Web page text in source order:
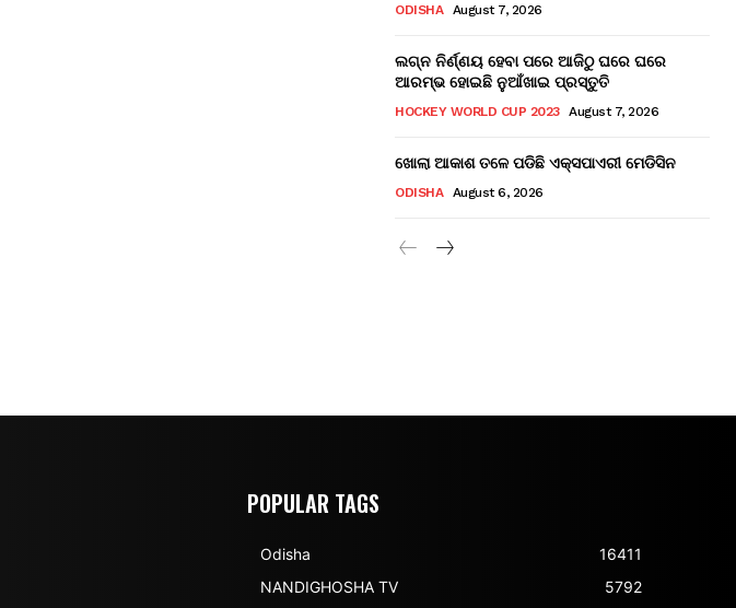
ODISHA August 7, 2026
ଲଗ୍ନ ନିର୍ଣ୍ଣୟ ହେବା ପରେ ଆଜିଠୁ ଘରେ ଘରେ
ଆରମ୍ଭ ହୋଇଛି ନୁଆଁଖାଇ ପ୍ରସ୍ତୁତି
HOCKEY WORLD CUP 2023 August 7, 2026
ଖୋଲା ଆକାଶ ତଳେ ପଡିଛି ଏକ୍ସପାଏରୀ ମେଡିସିନ
ODISHA August 6, 2026
POPULAR TAGS
Odisha
16411
NANDIGHOSHA TV
5792